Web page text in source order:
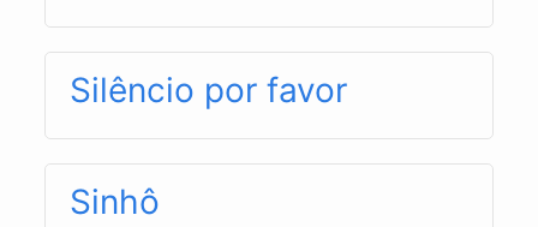
Silêncio por favor
Sinhô